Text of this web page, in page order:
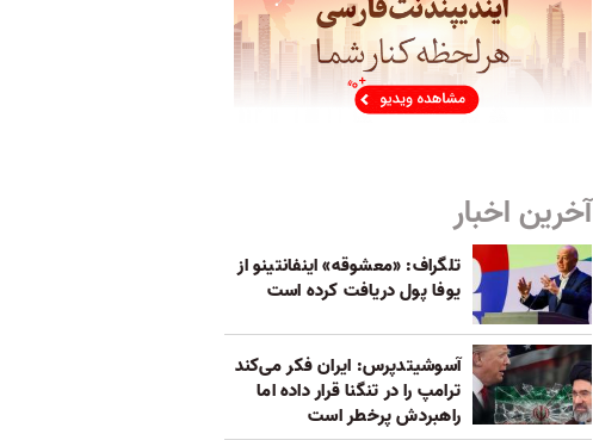
آخرین اخبار
تلگراف: «معشوقه» اینفانتینو از
یوفا پول دریافت کرده است
آسوشیتدپرس: ایران فکر می‌کند
ترامپ را در تنگنا قرار داده‌ اما
راهبردش پرخطر است